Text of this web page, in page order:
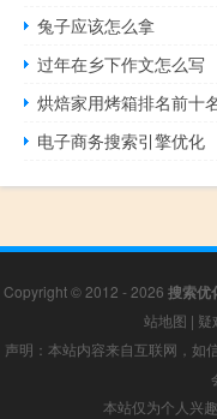
兔子应该怎么拿
过年在乡下作文怎么写
烘焙家用烤箱排名前十
电子商务搜索引擎优化
Copyright © 2012 - 2026 搜索优
站地图 | 疑
声明：本站内容来自互联网，如
本站仅为个人兴